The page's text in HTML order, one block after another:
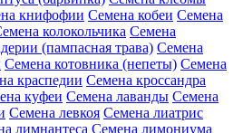
книфофии Семена кобеи Семена
колокольчика Семена
(пампасная трава) Семена
Семена котовника (непеты) Семена
краспедии Семена кроссандра
куфеи Семена лаванды Семена
Семена левкоя Семена лиатрис
лимнантеса Семена лимониума